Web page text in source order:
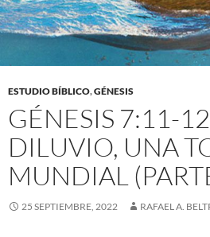
ESTUDIO BÍBLICO,GÉNESIS
GÉNESIS 7:11-
DILUVIO, UNA
MUNDIAL
25 SEPTIEMBRE, 2022 RAFAEL A.